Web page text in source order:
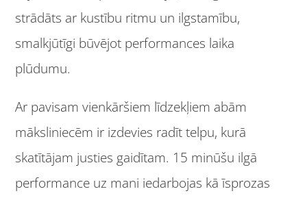
strādāts ar kustību ritmu un ilgstamību,
smalkjūtīgi būvējot performances laika
plūdumu.
Ar pavisam vienkāršiem līdzekļiem abām
māksliniecēm ir izdevies radīt telpu, kurā
skatītājam justies gaidītam. 15 minūšu ilgā
performance uz mani iedarbojas kā īsprozas